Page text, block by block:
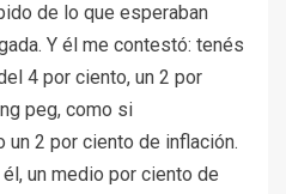
de lo que esperaban
Y él me contestó: tenés
4 por ciento, un 2 por
peg, como si
2 por ciento de inflación.
un medio por ciento de